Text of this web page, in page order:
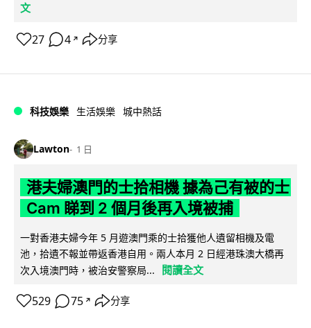
文
27 4 ↗ 分享
科技娛樂 生活娛樂 城中熱話
Lawton 1 日
港夫婦澳門的士拾相機 據為己有被的士
Cam 睇到 2 個月後再入境被捕
一對香港夫婦今年 5 月遊澳門乘的士拾獲他人遺留相機及電
池，拾遺不報並帶返香港自用。兩人本月 2 日經港珠澳大橋再
次入境澳門時，被治安警察局...
閱讀全文
529 75 ↗ 分享